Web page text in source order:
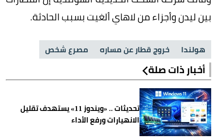
بين ليدن وأجزاء من لاهاي ألغيت بسبب الحادثة.
هولندا خروج قطار عن مساره مصرع شخص
أخبار ذات صلة
تحديثات .. «ويندوز 11» يستهدف تقليل
الانهيارات ورفع الأداء